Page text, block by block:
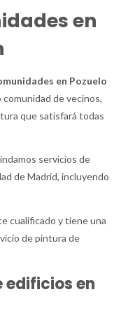
en
en Pozuelo
de vecinos,
que satisfará todas
servicios de
de Madrid, incluyendo
cualificado y tiene una
de pintura de
edificios en